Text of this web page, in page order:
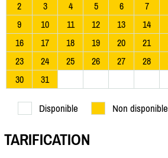
2
3 4 5 6 7
9
10 11 12 13 14
16
17 18 19 20 21
23
24 25 26 27 28
30
31
Disponible Non disponible
TARIFICATION